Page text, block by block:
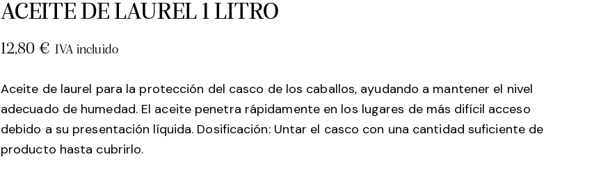
ACEITE DE LAUREL 1 LITRO
12,80 € IVA incluido
Aceite de laurel para la protección del casco de los caballos, ayudando a mantener el nivel
adecuado de humedad. El aceite penetra rápidamente en los lugares de más difícil acceso
debido a su presentación líquida. Dosificación: Untar el casco con una cantidad suficiente de
producto hasta cubrirlo.